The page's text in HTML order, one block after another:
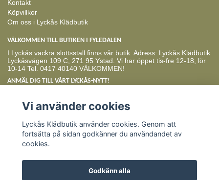
Kontakt
Köpvillkor
Om oss i Lyckås Klädbutik
VÄLKOMMEN TILL BUTIKEN I FYLEDALEN
I Lyckås vackra slottsstall finns vår butik. Adress: Lyckås Klädbutik
Lyckåsvägen 109 C, 271 95 Ystad. Vi har öppet tis-fre 12-18, lör
10-14 Tel. 0417 40140 VÄLKOMMEN!
ANMÄL DIG TILL VÅRT LYCKÅS-NYTT!
Vi använder cookies
Lyckås Klädbutik använder cookies. Genom att
fortsätta på sidan godkänner du användandet av
cookies.
Godkänn alla